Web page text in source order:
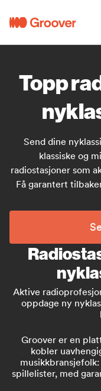
Topp
Send dine
klassiske og
radiostasjoner som
Få garantert
Aktive
oppdage ny
Groover er en
kobler
spillelister, med